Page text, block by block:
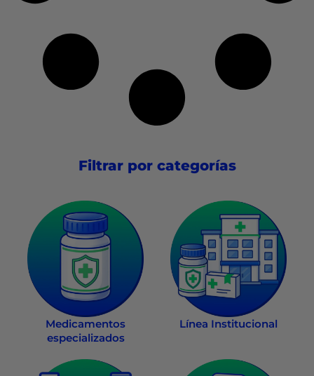
Filtrar por categorías
Medicamentos
especializados
Línea Institucional